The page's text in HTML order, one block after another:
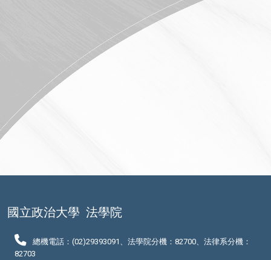
國立政治大學 法學院
總機電話：(02)29393091、法學院分機：82700、法律系分機：
82703